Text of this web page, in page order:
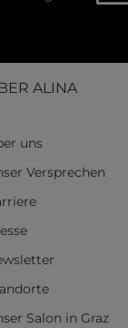
ALINA
uns
Versprechen
Salon in Graz